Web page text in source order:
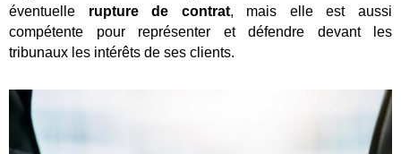
éventuelle rupture de contrat, mais elle est aussi
compétente pour représenter et défendre devant les
tribunaux les intérêts de ses clients.